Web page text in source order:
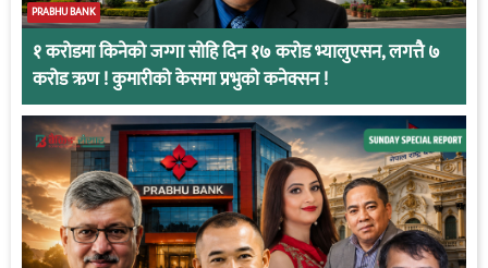
PRABHU BANK
१ करोडमा किनेको जग्गा सोहि दिन १७ करोड भ्यालुएसन, लगत्तै ७
करोड ऋण ! कुमारीको केसमा प्रभुको कनेक्सन !